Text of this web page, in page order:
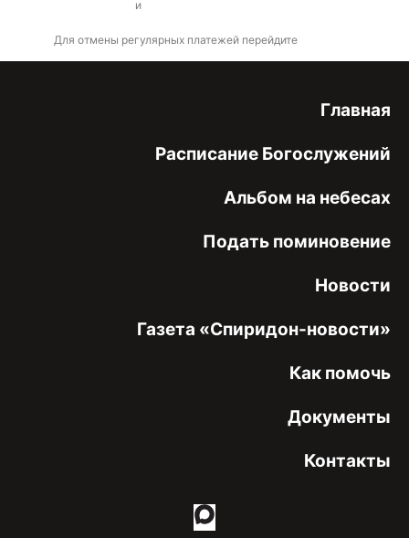
и
Для отмены регулярных платежей перейдите
Главная
Расписание Богослужений
Альбом на небесах
Подать поминовение
Новости
Газета «Спиридон-новости»
Как помочь
Документы
Контакты